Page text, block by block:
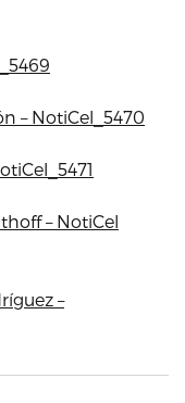
– NotiCel_5470
– NotiCel
–